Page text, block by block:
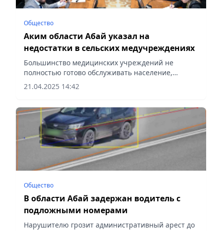
Общество
Аким области Абай указал на
недостатки в сельских медучреждениях
Большинство медицинских учреждений не
полностью готово обслуживать население,
сообщает Vecher.kz.
21.04.2025 14:42
Общество
В области Абай задержан водитель с
подложными номерами
Нарушителю грозит административный арест до